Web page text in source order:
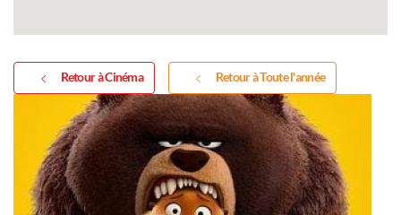
Retour à Cinéma Retour à Toute l'année